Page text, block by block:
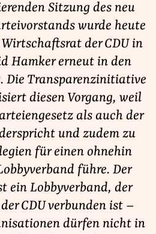
Sitzung des neu
wurde heute
der CDU in
Hamker erneut in den
Die Transparenzinitiative
diesen Vorgang, weil
als auch der
und zudem zu
für einen ohnehin
führe. Der
ein Lobbyverband, der
CDU verbunden ist –
dürfen nicht in